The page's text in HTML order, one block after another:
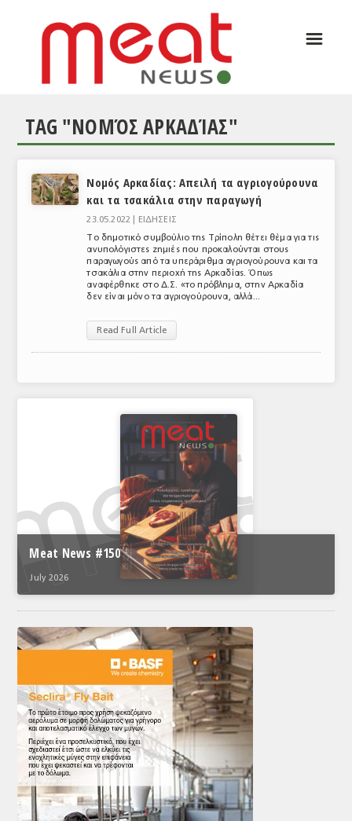
ΕΙΔΗΣΕΙΣ
ΘΕΜΑΤΑ
ΠΡΩΤΕΣ ΥΛΕΣ
ΕΞΟΠΛΙΣΜΟΣ
ΕΜΠΟΡΙΚΟΙ ΑΝΤΙΠΡΟΣΩΠΟΙ
ΝΟΜΟΘΕΣΙΑ
ΕΛΛΗΝΙΚΗ ΝΟΜΟΘΕΣΙΑ
ΕΥΡΩΠΑΪΚΗ ΝΟΜΟΘΕΣΙΑ
ΤΟ ΠΕΡΙΟΔΙΚΟ
Profile
ΑΡΧΕΙΟ ΤΕΥΧΩΝ
ΣΥΝΕΔΡΙΟ ΚΡΕΑΤΟΣ
☰
TAG "ΝΟΜΌΣ ΑΡΚΑΔΊΑΣ"
Νομός Αρκαδίας: Απειλή τα αγριογούρουνα
και τα τσακάλια στην παραγωγή
23.05.2022 |
ΕΙΔΗΣΕΙΣ
Το δημοτικό συμβούλιο της Τρίπολη θέτει θέμα για τις
ανυπολόγιστες ζημιές που προκαλούνται στους
παραγωγούς από τα υπεράριθμα αγριογούρουνα και τα
τσακάλια στην περιοχή της Αρκαδίας. Όπως
αναφέρθηκε στο Δ.Σ. «το πρόβλημα, στην Αρκαδία
δεν είναι μόνο τα αγριογούρουνα, αλλά...
Read Full Article
Meat News #150
July 2026